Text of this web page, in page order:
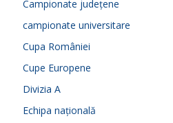
Campionate județene
campionate universitare
Cupa României
Cupe Europene
Divizia A
Echipa națională